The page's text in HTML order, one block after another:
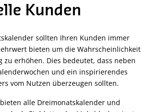
Kunden
sollten Ihren Kunden immer
bieten um die Wahrscheinlichkeit
zu erhöhen. Dies bedeutet, dass neben
und ein inspirierendes
vom Nutzen überzeugen sollten.
alle Dreimonatskalender und